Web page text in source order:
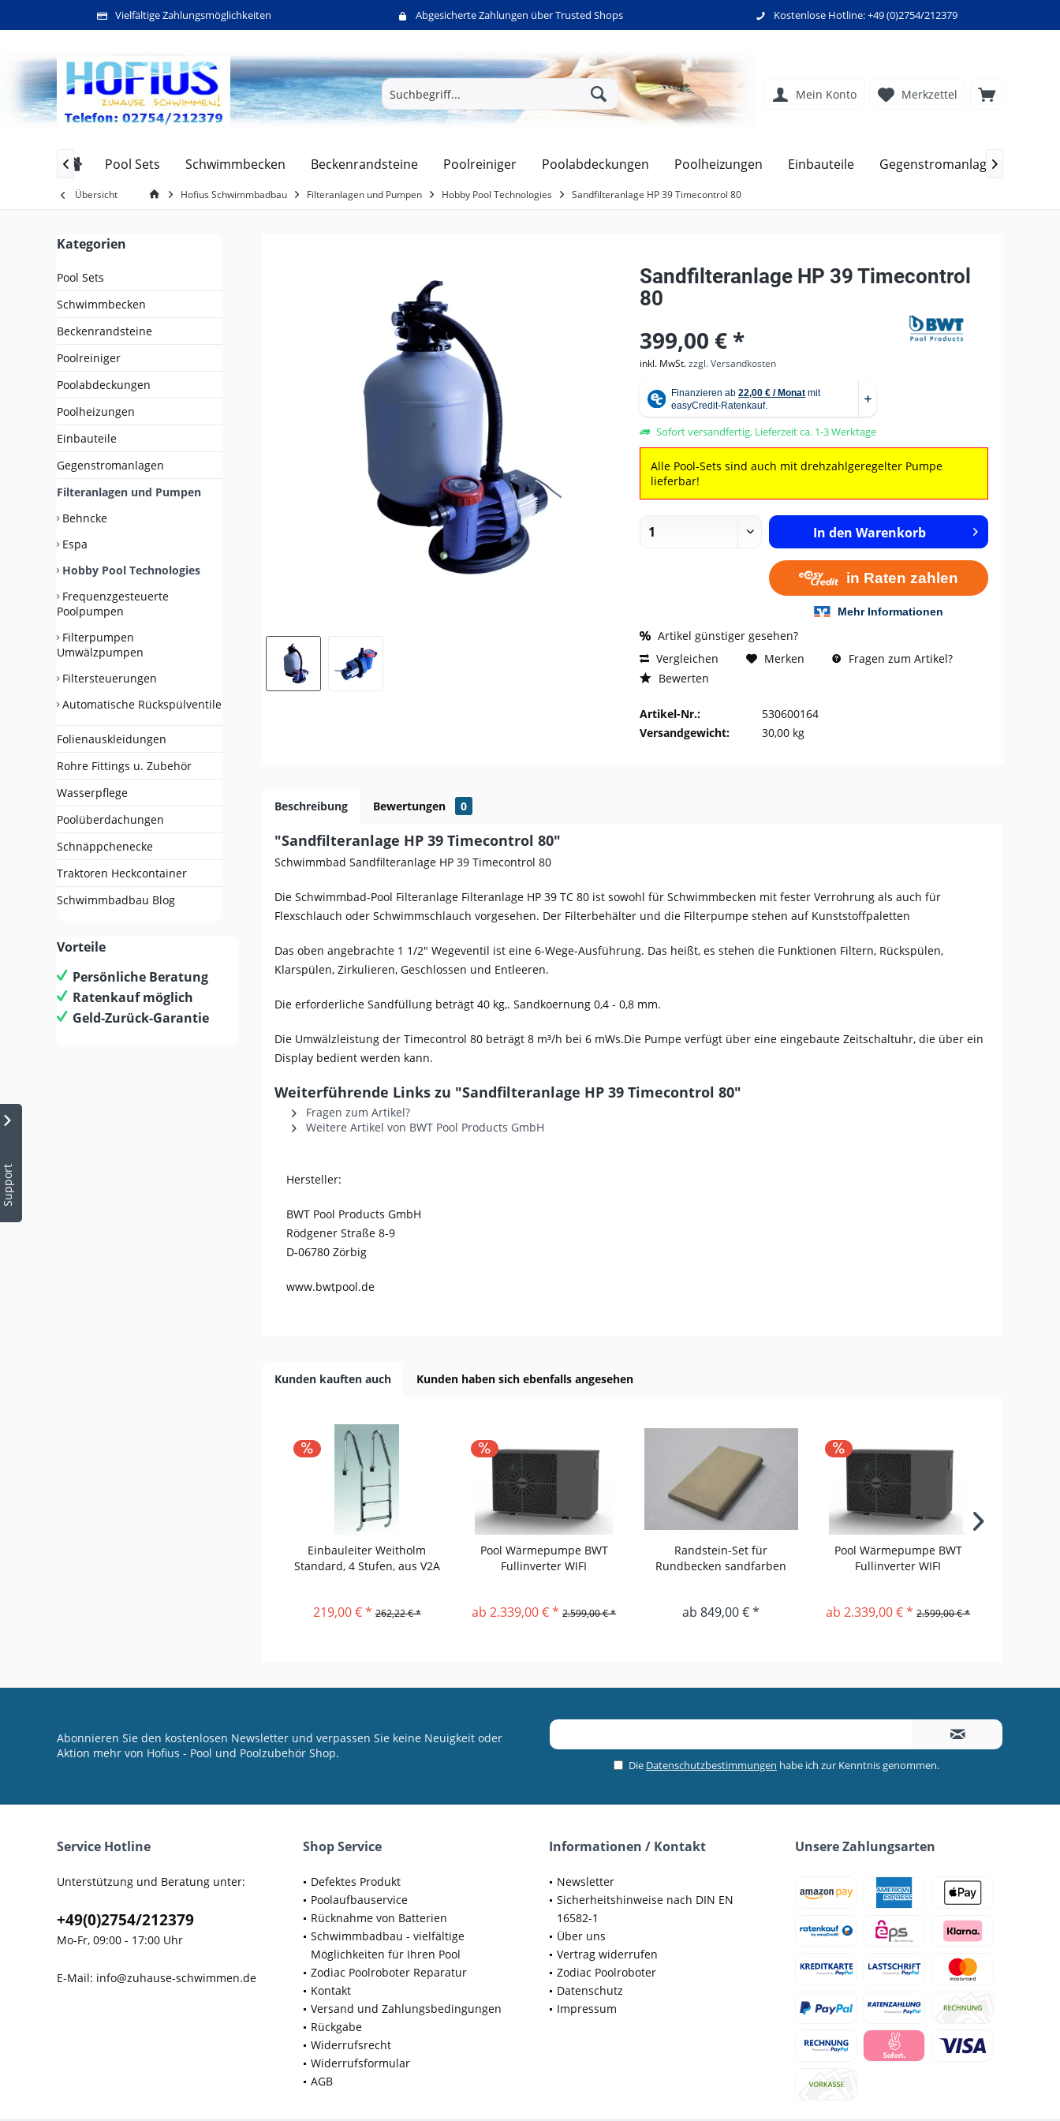
Support
Vielfältige Zahlungsmöglichkeiten Abgesicherte Zahlungen über Trusted Shops Kostenlose Hotline: +49 (0)2754/212379
Merkzettel
Mein Konto
Pool Sets Schwimmbecken Beckenrandsteine Poolreiniger Poolabdeckungen Poolheizungen Einbauteile Gegenstromanlagen
 
Übersicht Hofius Schwimmbadbau Filteranlagen und Pumpen Hobby Pool Technologies Sandfilteranlage HP 39 Timecontrol 80
Kategorien
Pool Sets
Schwimmbecken
Beckenrandsteine
Poolreiniger
Poolabdeckungen
Poolheizungen
Einbauteile
Gegenstromanlagen
Filteranlagen und Pumpen
Behncke
Espa
Hobby Pool Technologies
Frequenzgesteuerte
Poolpumpen
Filterpumpen
Umwälzpumpen
Filtersteuerungen
Automatische Rückspülventile
Folienauskleidungen
Rohre Fittings u. Zubehör
Wasserpflege
Poolüberdachungen
Schnäppchenecke
Traktoren Heckcontainer
Schwimmbadbau Blog
Vorteile
Persönliche Beratung
Ratenkauf möglich
Geld-Zurück-Garantie
Sandfilteranlage HP 39 Timecontrol
80
399,00 € *
inkl. MwSt.zzgl. Versandkosten
Sofort versandfertig, Lieferzeit ca. 1-3 Werktage
Alle Pool-Sets sind auch mit drehzahlgeregelter Pumpe
lieferbar!
In den Warenkorb
Artikel günstiger gesehen?
Vergleichen
Merken
Fragen zum Artikel?
Bewerten
Artikel-Nr.:
530600164
Versandgewicht:
30,00 kg
Beschreibung Bewertungen 0
"Sandfilteranlage HP 39 Timecontrol 80"
Schwimmbad Sandfilteranlage HP 39 Timecontrol 80
Die Schwimmbad-Pool Filteranlage Filteranlage HP 39 TC 80 ist sowohl für Schwimmbecken mit fester Verrohrung als auch für
Flexschlauch oder Schwimmschlauch vorgesehen. Der Filterbehälter und die Filterpumpe stehen auf Kunststoffpaletten
Das oben angebrachte 1 1/2" Wegeventil ist eine 6-Wege-Ausführung. Das heißt, es stehen die Funktionen Filtern, Rückspülen,
Klarspülen, Zirkulieren, Geschlossen und Entleeren.
Die erforderliche Sandfüllung beträgt 40 kg,. Sandkoernung 0,4 - 0,8 mm.
Die Umwälzleistung der Timecontrol 80 beträgt 8 m³/h bei 6 mWs.Die Pumpe verfügt über eine eingebaute Zeitschaltuhr, die über ein
Display bedient werden kann.
Weiterführende Links zu "Sandfilteranlage HP 39 Timecontrol 80"
Fragen zum Artikel?
Weitere Artikel von BWT Pool Products GmbH
Hersteller:
BWT Pool Products GmbH
Rödgener Straße 8-9
D-06780 Zörbig
www.bwtpool.de
Kunden kauften auch Kunden haben sich ebenfalls angesehen
Einbauleiter Weitholm
Standard, 4 Stufen, aus V2A
219,00 € * 262,22 € *
Pool Wärmepumpe BWT
Fullinverter WIFI
ab 2.339,00 € * 2.599,00 € *
Randstein-Set für
Rundbecken sandfarben
ab 849,00 € *
Pool Wärmepumpe BWT
Fullinverter WIFI
ab 2.339,00 € * 2.599,00 € *
Abonnieren Sie den kostenlosen Newsletter und verpassen Sie keine Neuigkeit oder
Aktion mehr von Hofius - Pool und Poolzubehör Shop.
Die Datenschutzbestimmungen habe ich zur Kenntnis genommen.
Service Hotline
Unterstützung und Beratung unter:
+49(0)2754/212379
Mo-Fr, 09:00 - 17:00 Uhr
E-Mail: info@zuhause-schwimmen.de
Shop Service
Defektes Produkt
Poolaufbauservice
Rücknahme von Batterien
Schwimmbadbau - vielfältige
Möglichkeiten für Ihren Pool
Zodiac Poolroboter Reparatur
Kontakt
Versand und Zahlungsbedingungen
Rückgabe
Widerrufsrecht
Widerrufsformular
AGB
Informationen / Kontakt
Newsletter
Sicherheitshinweise nach DIN EN
16582-1
Über uns
Vertrag widerrufen
Zodiac Poolroboter
Datenschutz
Impressum
Unsere Zahlungsarten